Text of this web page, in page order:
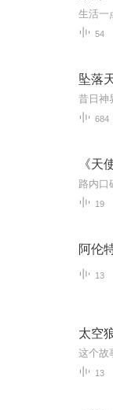
54
坠落
684
《天
19
阿伦
13
太空
13